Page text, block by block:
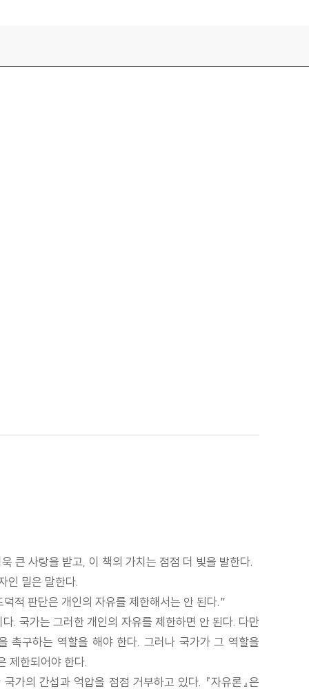
큰 사랑을 받고, 이 책의 가치는 점점 더 빛을 발한다.
인 밀은 말한다.
적 판단은 개인의 자유를 제한해서는 안 된다.”
. 국가는 그러한 개인의 자유를 제한하면 안 된다. 다만
촉구하는 역할을 해야 한다. 그러나 국가가 그 역할을
제한되어야 한다.
의 간섭과 억압을 점점 거부하고 있다. 『자유론』은